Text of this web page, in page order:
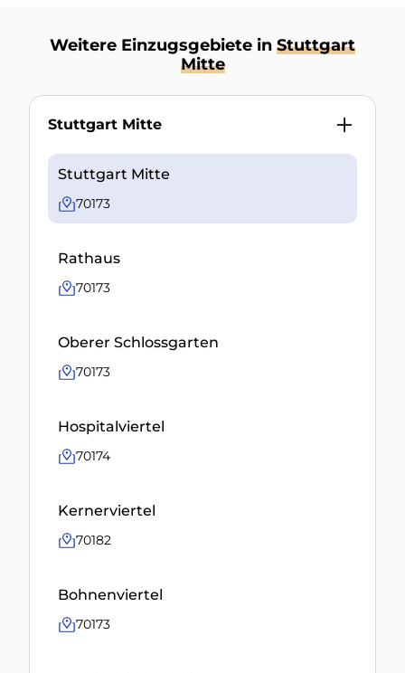
Weitere Einzugsgebiete in Stuttgart
Mitte
Stuttgart Mitte
Stuttgart Mitte
70173
Rathaus
70173
Oberer Schlossgarten
70173
Hospitalviertel
70174
Kernerviertel
70182
Bohnenviertel
70173